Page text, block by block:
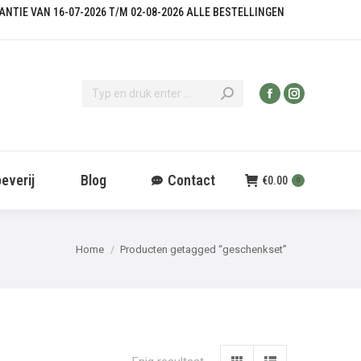
VAN 16-07-2026 T/M 02-08-2026 ALLE BESTELLINGEN
Blog Contact €0.00 0
Je bent hier:
Home Producten getagged “geschenkset”